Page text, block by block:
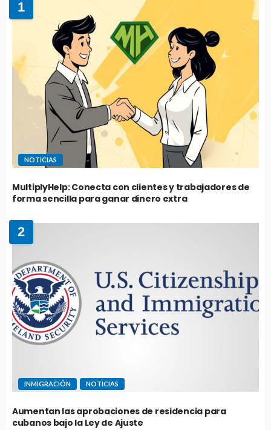
1
NOTICIAS
MultiplyHelp: Conecta con clientes y trabajadores de
forma sencilla para ganar dinero extra
2
INMIGRACIÓN NOTICIAS
Aumentan las aprobaciones de residencia para
cubanos bajo la Ley de Ajuste